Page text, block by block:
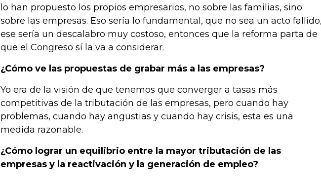
lo han propuesto los propios empresarios, no sobre las familias, sino
sobre las empresas. Eso sería lo fundamental, que no sea un acto fallido,
ese sería un descalabro muy costoso, entonces que la reforma parta de
que el Congreso sí la va a considerar.
¿Cómo ve las propuestas de grabar más a las empresas?
Yo era de la visión de que tenemos que converger a tasas más
competitivas de la tributación de las empresas, pero cuando hay
problemas, cuando hay angustias y cuando hay crisis, esta es una
medida razonable.
¿Cómo lograr un equilibrio entre la mayor tributación de las
empresas y la reactivación y la generación de empleo?